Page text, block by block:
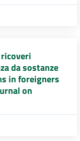
da sostanze
in foreigners
on